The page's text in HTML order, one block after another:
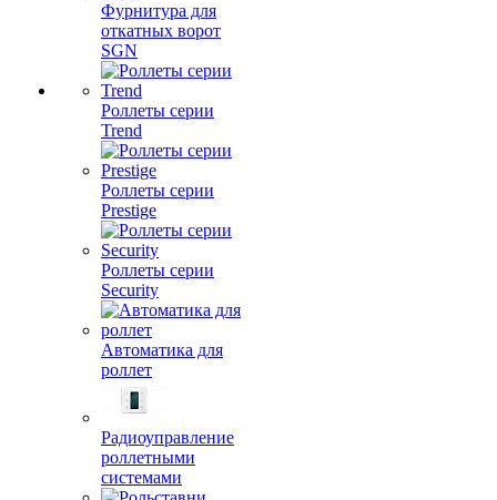
Фурнитура для
откатных ворот
SGN
Роллеты серии
Trend
Роллеты серии
Prestige
Роллеты серии
Security
Автоматика для
роллет
Радиоуправление
роллетными
системами